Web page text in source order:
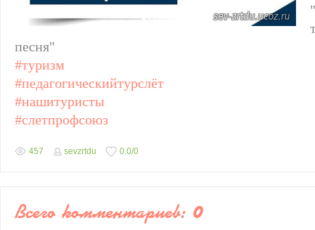
песня"
#туризм
#педагогическийтурслёт
#нашитуристы
#слетпрофсоюз
457 sevzrtdu 0.0/0
Всего комментариев: 0